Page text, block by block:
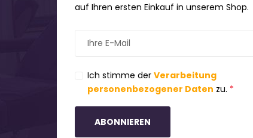
auf Ihren ersten Einkauf in unserem Shop.
Ich stimme der Verarbeitung
personenbezogener Daten zu. *
ABONNIEREN